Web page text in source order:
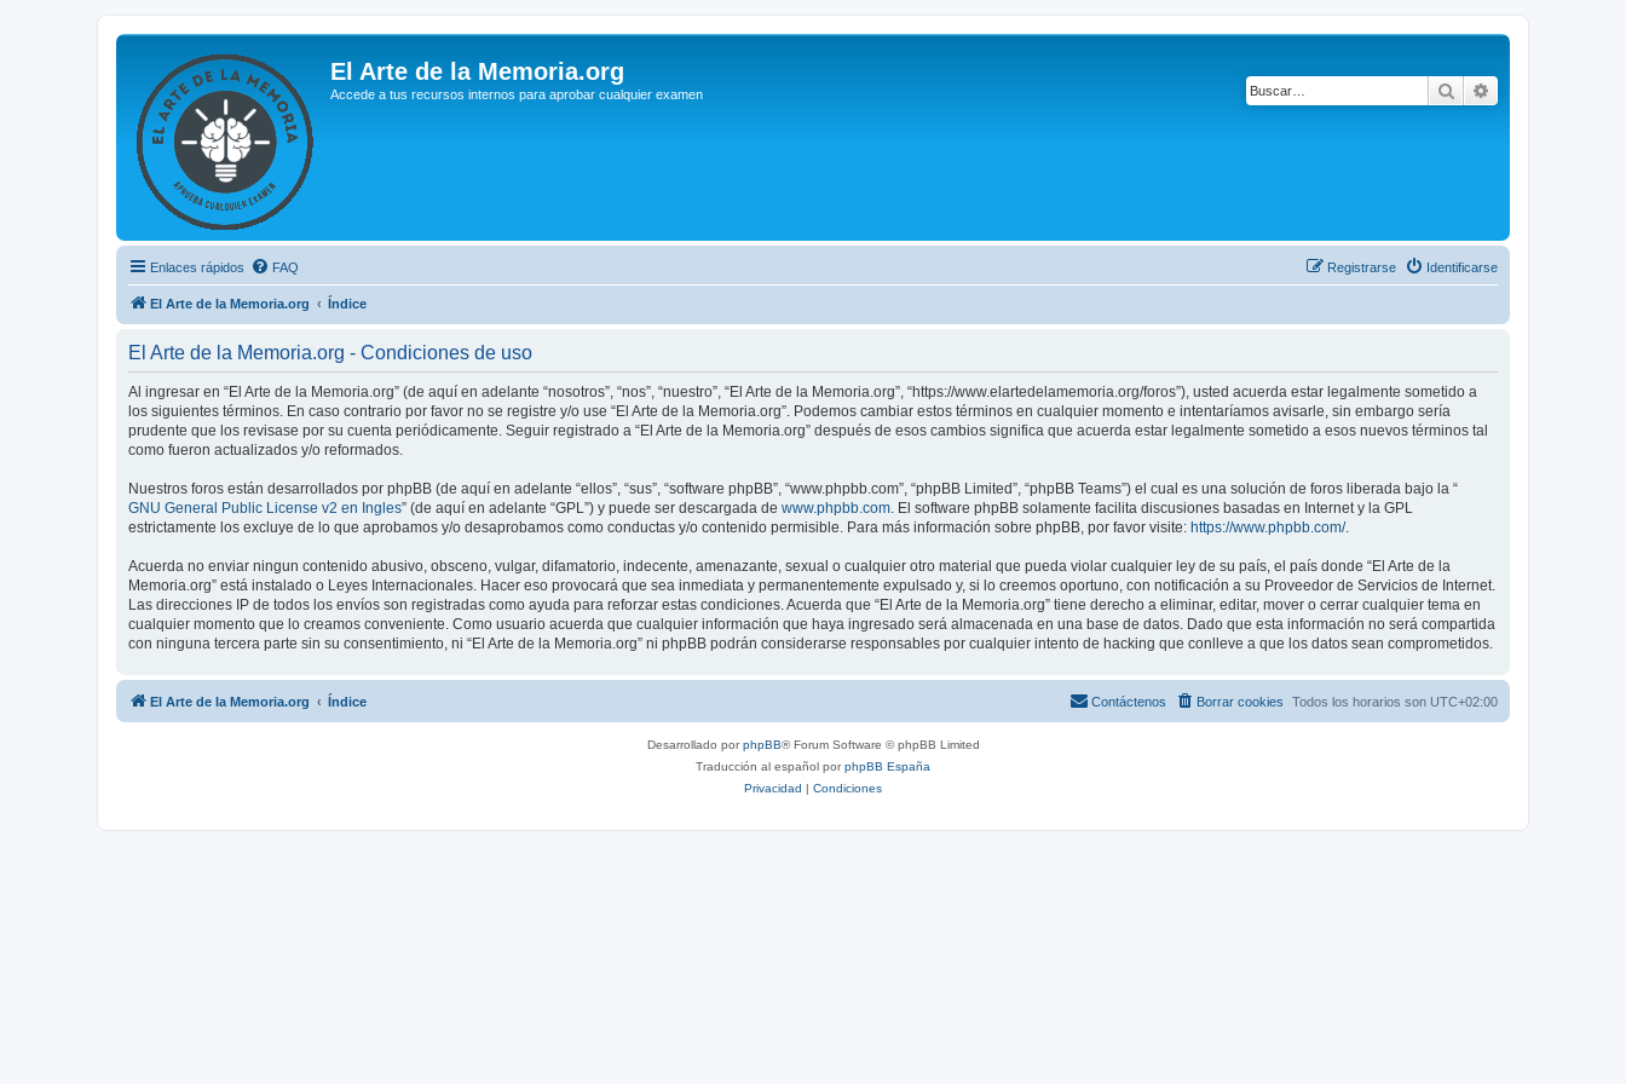
El Arte de la Memoria.org
Accede a tus recursos internos para aprobar cualquier examen Buscar
Enlaces rápidos FAQ Identificarse
Registrarse
El Arte de la Memoria.org Índice
El Arte de la Memoria.org - Condiciones de uso
Al ingresar en “El Arte de la Memoria.org” (de aquí en adelante “nosotros”, “nos”, “nuestro”, “El Arte de la Memoria.org”, “https://www.elartedelamemoria.org/foros”), usted acuerda estar legalmente sometido a
los siguientes términos. En caso contrario por favor no se registre y/o use “El Arte de la Memoria.org”. Podemos cambiar estos términos en cualquier momento e intentaríamos avisarle, sin embargo sería
prudente que los revisase por su cuenta periódicamente. Seguir registrado a “El Arte de la Memoria.org” después de esos cambios significa que acuerda estar legalmente sometido a esos nuevos términos tal
como fueron actualizados y/o reformados.
Nuestros foros están desarrollados por phpBB (de aquí en adelante “ellos”, “sus”, “software phpBB”, “www.phpbb.com”, “phpBB Limited”, “phpBB Teams”) el cual es una solución de foros liberada bajo la “
GNU General Public License v2 en Ingles” (de aquí en adelante “GPL”) y puede ser descargada de www.phpbb.com. El software phpBB solamente facilita discusiones basadas en Internet y la GPL
estrictamente los excluye de lo que aprobamos y/o desaprobamos como conductas y/o contenido permisible. Para más información sobre phpBB, por favor visite: https://www.phpbb.com/.
Acuerda no enviar ningun contenido abusivo, obsceno, vulgar, difamatorio, indecente, amenazante, sexual o cualquier otro material que pueda violar cualquier ley de su país, el país donde “El Arte de la
Memoria.org” está instalado o Leyes Internacionales. Hacer eso provocará que sea inmediata y permanentemente expulsado y, si lo creemos oportuno, con notificación a su Proveedor de Servicios de Internet.
Las direcciones IP de todos los envíos son registradas como ayuda para reforzar estas condiciones. Acuerda que “El Arte de la Memoria.org” tiene derecho a eliminar, editar, mover o cerrar cualquier tema en
cualquier momento que lo creamos conveniente. Como usuario acuerda que cualquier información que haya ingresado será almacenada en una base de datos. Dado que esta información no será compartida
con ninguna tercera parte sin su consentimiento, ni “El Arte de la Memoria.org” ni phpBB podrán considerarse responsables por cualquier intento de hacking que conlleve a que los datos sean comprometidos.
El Arte de la Memoria.org Índice Todos los horarios son UTC+02:00
Borrar cookies
Contáctenos
Desarrollado porphpBB® Forum Software © phpBB Limited
Traducción al español porphpBB España
Privacidad | Condiciones